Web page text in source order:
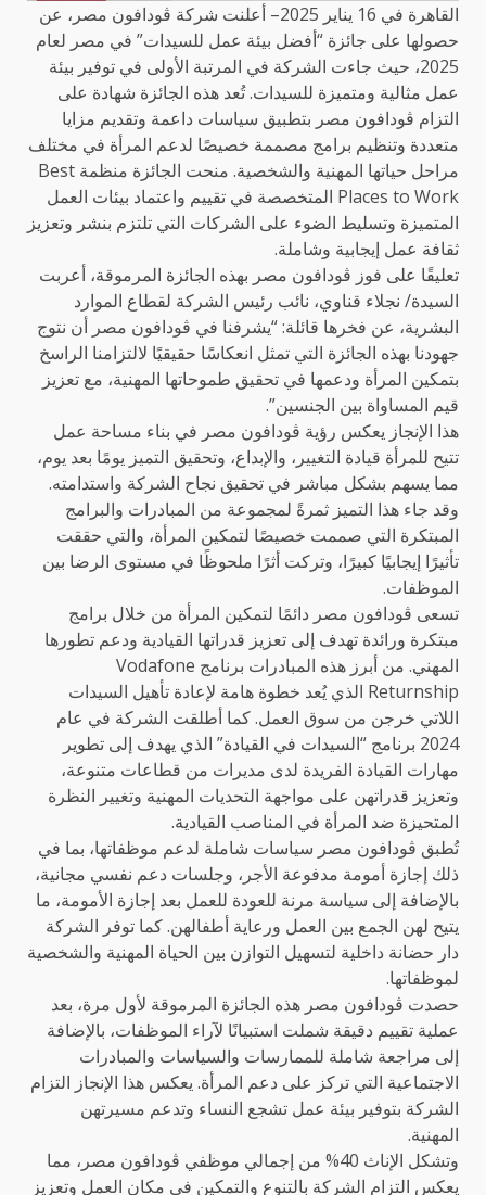
القاهرة في 16 يناير 2025– أعلنت شركة ڤودافون مصر، عن
حصولها على جائزة “أفضل بيئة عمل للسيدات” في مصر لعام
2025، حيث جاءت الشركة في المرتبة الأولى في توفير بيئة
عمل مثالية ومتميزة للسيدات. تُعد هذه الجائزة شهادة على
التزام ڤودافون مصر بتطبيق سياسات داعمة وتقديم مزايا
متعددة وتنظيم برامج مصممة خصيصًا لدعم المرأة في مختلف
مراحل حياتها المهنية والشخصية. منحت الجائزة منظمة Best
Places to Work المتخصصة في تقييم واعتماد بيئات العمل
المتميزة وتسليط الضوء على الشركات التي تلتزم بنشر وتعزيز
ثقافة عمل إيجابية وشاملة.
تعليقًا على فوز ڤودافون مصر بهذه الجائزة المرموقة، أعربت
السيدة/ نجلاء قناوي، نائب رئيس الشركة لقطاع الموارد
البشرية، عن فخرها قائلة: “يشرفنا في ڤودافون مصر أن نتوج
جهودنا بهذه الجائزة التي تمثل انعكاسًا حقيقيًا لالتزامنا الراسخ
بتمكين المرأة ودعمها في تحقيق طموحاتها المهنية، مع تعزيز
قيم المساواة بين الجنسين”.
هذا الإنجاز يعكس رؤية ڤودافون مصر في بناء مساحة عمل
تتيح للمرأة قيادة التغيير، والإبداع، وتحقيق التميز يومًا بعد يوم،
مما يسهم بشكل مباشر في تحقيق نجاح الشركة واستدامته.
وقد جاء هذا التميز ثمرةً لمجموعة من المبادرات والبرامج
المبتكرة التي صممت خصيصًا لتمكين المرأة، والتي حققت
تأثيرًا إيجابيًا كبيرًا، وتركت أثرًا ملحوظًا في مستوى الرضا بين
الموظفات.
تسعى ڤودافون مصر دائمًا لتمكين المرأة من خلال برامج
مبتكرة ورائدة تهدف إلى تعزيز قدراتها القيادية ودعم تطورها
المهني. من أبرز هذه المبادرات برنامج Vodafone
Returnship الذي يُعد خطوة هامة لإعادة تأهيل السيدات
اللاتي خرجن من سوق العمل. كما أطلقت الشركة في عام
2024 برنامج “السيدات في القيادة” الذي يهدف إلى تطوير
مهارات القيادة الفريدة لدى مديرات من قطاعات متنوعة،
وتعزيز قدراتهن على مواجهة التحديات المهنية وتغيير النظرة
المتحيزة ضد المرأة في المناصب القيادية.
تُطبق ڤودافون مصر سياسات شاملة لدعم موظفاتها، بما في
ذلك إجازة أمومة مدفوعة الأجر، وجلسات دعم نفسي مجانية،
بالإضافة إلى سياسة مرنة للعودة للعمل بعد إجازة الأمومة، ما
يتيح لهن الجمع بين العمل ورعاية أطفالهن. كما توفر الشركة
دار حضانة داخلية لتسهيل التوازن بين الحياة المهنية والشخصية
لموظفاتها.
حصدت ڤودافون مصر هذه الجائزة المرموقة لأول مرة، بعد
عملية تقييم دقيقة شملت استبيانًا لآراء الموظفات، بالإضافة
إلى مراجعة شاملة للممارسات والسياسات والمبادرات
الاجتماعية التي تركز على دعم المرأة. يعكس هذا الإنجاز التزام
الشركة بتوفير بيئة عمل تشجع النساء وتدعم مسيرتهن
المهنية.
وتشكل الإناث 40% من إجمالي موظفي ڤودافون مصر، مما
يعكس التزام الشركة بالتنوع والتمكين في مكان العمل وتعزيز